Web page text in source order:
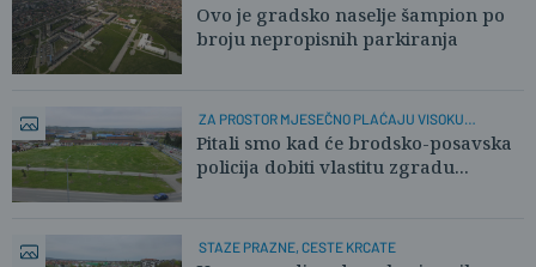
Ovo je gradsko naselje šampion po
broju nepropisnih parkiranja
ZA PROSTOR MJESEČNO PLAĆAJU VISOKU
ZAKUPNINU
Pitali smo kad će brodsko-posavska
policija dobiti vlastitu zgradu...
STAZE PRAZNE, CESTE KRCATE